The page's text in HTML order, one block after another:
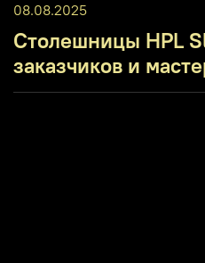
08.08.2025
Столешницы HPL
заказчиков и